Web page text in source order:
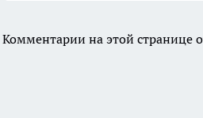
Комментарии на этой странице